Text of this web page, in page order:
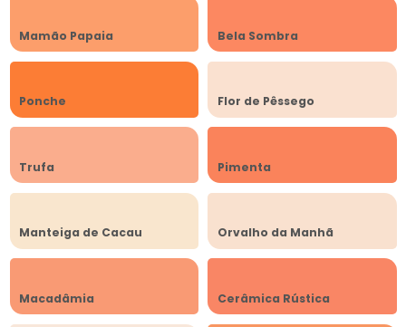
Mamão Papaia Bela Sombra
Ponche Flor de Pêssego
Trufa Pimenta
Manteiga de Cacau Orvalho da Manhã
Macadâmia Cerâmica Rústica